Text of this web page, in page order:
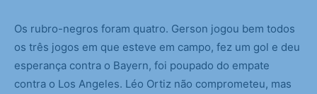
Os rubro-negros foram quatro. Gerson jogou bem todos
os três jogos em que esteve em campo, fez um gol e deu
esperança contra o Bayern, foi poupado do empate
contra o Los Angeles. Léo Ortiz não comprometeu, mas